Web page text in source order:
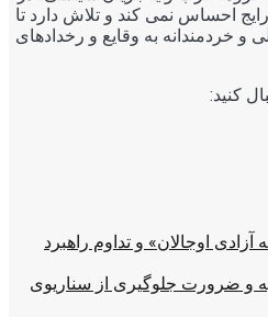
احساس نمی کند و تلاش دارد تا
و خردمندانه به وقایع و رخدادهای
کنید:
آزادی اوجالان» و تداوم راهبرد
و ضرورت جلوگیری از سناریوی